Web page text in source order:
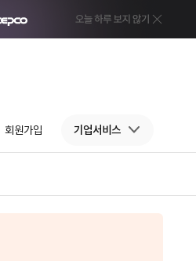
회원가입 기업서비스